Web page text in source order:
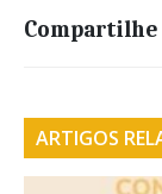
ARTIGOS